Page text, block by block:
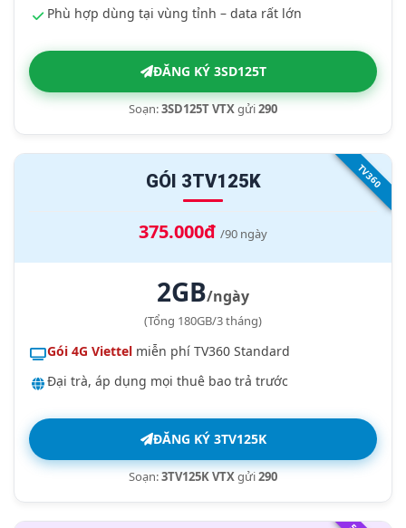
Phù hợp dùng tại vùng tỉnh – data rất lớn
ĐĂNG KÝ 3SD125T
Soạn:3SD125T VTXgửi290
TV360
GÓI 3TV125K
375.000đ /90 ngày
2GB/ngày
(Tổng 180GB/3 tháng)
Gói 4G Viettel miễn phí TV360 Standard
Đại trà, áp dụng mọi thuê bao trả trước
ĐĂNG KÝ 3TV125K
Soạn:3TV125K VTXgửi290